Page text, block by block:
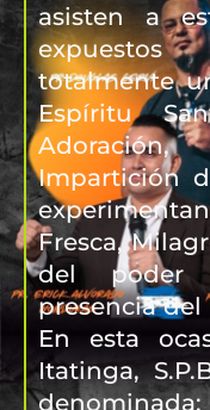
asisten a
totalmente
Espíritu
Impartición
Fresca,
del poder
presencia
En esta
Itatinga,